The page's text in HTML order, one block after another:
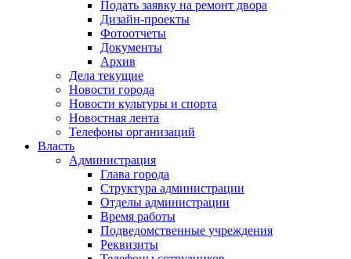
Подать заявку на ремонт двора
Дизайн-проекты
Фотоотчеты
Документы
Архив
Дела текущие
Новости города
Новости культуры и спорта
Новостная лента
Телефоны организаций
Власть
Администрация
Глава города
Структура администрации
Отделы администрации
Время работы
Подведомственные учреждения
Реквизиты